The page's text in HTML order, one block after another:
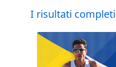
I risultati completi